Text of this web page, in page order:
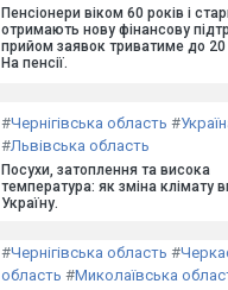
Пенсіонери віком 60 років і
отримають нову фінансову
прийом заявок триватиме до
На пенсії.
#Чернігівська область #
#Львівська область
Посухи, затоплення та висока
температура: як зміна клімату
Україну.
#Чернігівська область #
область #Миколаївська